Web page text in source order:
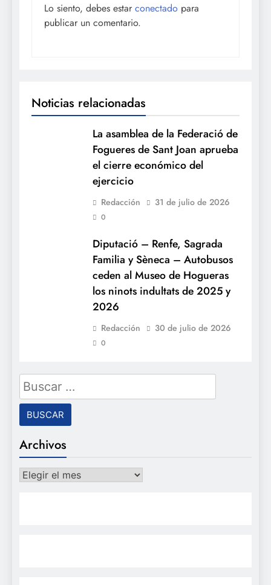
Lo siento, debes estar conectado para
publicar un comentario.
Noticias relacionadas
La asamblea de la Federació de
Fogueres de Sant Joan aprueba
el cierre económico del
ejercicio
Redacción 31 de julio de 2026
0
Diputació – Renfe, Sagrada
Familia y Sèneca – Autobusos
ceden al Museo de Hogueras
los ninots indultats de 2025 y
2026
Redacción 30 de julio de 2026
0
Buscar:
Archivos
Archivos